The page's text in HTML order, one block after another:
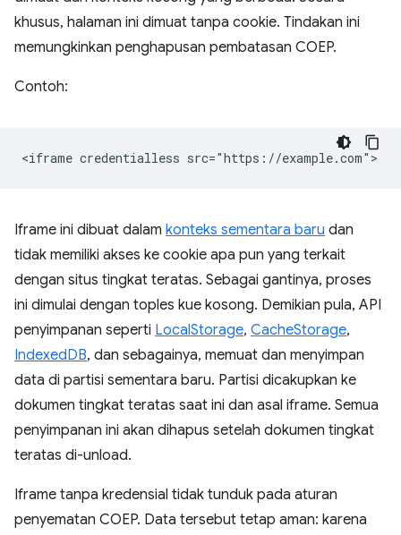
khusus, halaman ini dimuat tanpa cookie. Tindakan ini
memungkinkan penghapusan pembatasan COEP.
Contoh:
Iframe ini dibuat dalam konteks sementara baru dan
tidak memiliki akses ke cookie apa pun yang terkait
dengan situs tingkat teratas. Sebagai gantinya, proses
ini dimulai dengan toples kue kosong. Demikian pula, API
penyimpanan seperti LocalStorage, CacheStorage,
IndexedDB, dan sebagainya, memuat dan menyimpan
data di partisi sementara baru. Partisi dicakupkan ke
dokumen tingkat teratas saat ini dan asal iframe. Semua
penyimpanan ini akan dihapus setelah dokumen tingkat
teratas di-unload.
Iframe tanpa kredensial tidak tunduk pada aturan
penyematan COEP. Data tersebut tetap aman: karena